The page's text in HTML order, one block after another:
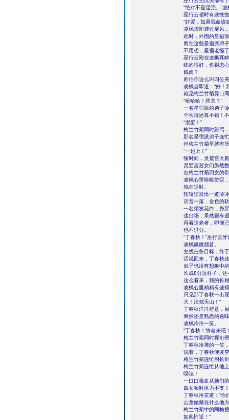
“绝对不是逞强。”
巫行云顿时有些恍
“好罢，如果我命该
凌枫随即透过屏风
此时，外围的星宿
而在这些星宿派弟
不用想，星宿老怪
巫行云附在凌枫耳
练的很好，也很忠
贱婢？
师伯你这么叫四位
凌枫当即道：“好！
就见梅兰竹菊异口
“哈哈哈！闭关？”
一名星宿派的弟子
个长得还算不错！
“混蛋！”
梅兰竹菊同时怒骂
那名星宿派弟子连
但梅兰竹菊早就有
“一起上！”
顿时间，灵鹫宫大
灵鹫宫宫女们虽然
在梅兰竹菊四女的
凌枫心里暗暗赞叹
就在这时。
软轿里发出一道冷
话音一落，金色的
一名须发花白，身
这出场，果然很有
再看这老者，即便
也不过分。
“丁春秋！”巫行云
凌枫微微颔首。
主线任务目标，终
话说回来，丁春秋
似乎也没有想象中
长成8分这样子，
这么看来，我的长
凌枫心里稍稍有些
只见那丁春秋一出
大！法驾天山！”
丁春秋洋洋得意，
果然还是熟悉的逼
凌枫冷冷一笑。
“丁春秋！纳命来吧
梅兰竹菊同时挥剑
丁春秋冷蔑的一笑
说着，丁春秋便凌
梅兰竹菊连忙用长
梅兰竹菊连忙从地
噗嗤！
一口口毒血从她们
四女顿时体力不支！
丁春秋冷笑道：“你
山童姥藏在什么地
梅兰竹菊中的阿梅
如此忤逆！”